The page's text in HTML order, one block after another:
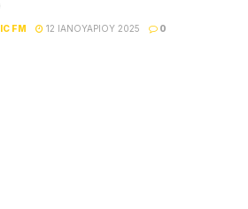
FM 12 ΙΑΝΟΥΑΡΊΟΥ 2025 0